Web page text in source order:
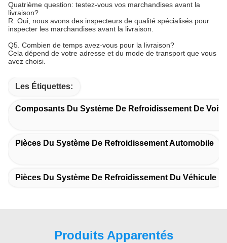
Quatrième question: testez-vous vos marchandises avant la
livraison?
R: Oui, nous avons des inspecteurs de qualité spécialisés pour
inspecter les marchandises avant la livraison.
Q5. Combien de temps avez-vous pour la livraison?
Cela dépend de votre adresse et du mode de transport que vous
avez choisi.
Les Étiquettes:
Composants Du Système De Refroidissement De
Pièces Du Système De Refroidissement Automobile
Pièces Du Système De Refroidissement Du Véhicule
Produits Apparentés